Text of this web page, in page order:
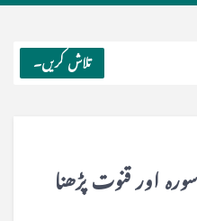
تلاش کریں۔
اور قنوت پڑھنا